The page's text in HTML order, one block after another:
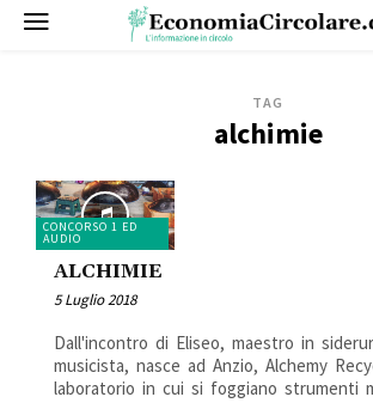
TAG
alchimie
CONCORSO 1 ED
AUDIO
ALCHIMIE
5 Luglio 2018
Dall'incontro di Eliseo, maestro in
musicista, nasce ad Anzio, Alchemy
laboratorio in cui si foggiano strumenti